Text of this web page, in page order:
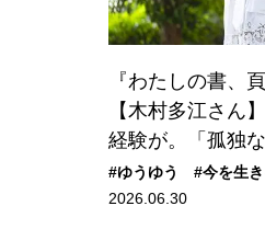
『わたしの書、
【木村多江さん
経験が。「孤独
#ゆうゆう #今を生
2026.06.30